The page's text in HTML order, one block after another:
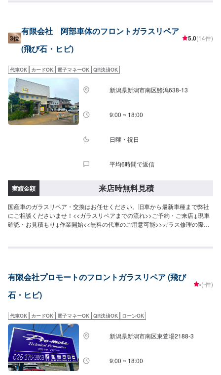
見積り【4】お見積りにご納得いただければ作業開始【5】仕上がり次第納車
3位
有限会社 阿部車体のフロントガラスリペア
(飛び石・ヒビ)
5.0(14件)
代車OK カードOK 電子マネーOK QR決済OK
新潟県新潟市南区鯵潟638-13
9:00 ~ 18:00
日曜・祝日
平均6時間で返信
実績金額 来店時無料見積
国産車のガラスリペア・交換はお任せください。旧車から最新車種まで弊社
にご相談くださいませ！<<ガラスリペアまでの流れ>>ご予約・ご来店↓現車
確認・お見積もり↓作業開始<<無料の代車のご用意可能>>ガラス修理の際に
有限会社プロモートのフロントガラスリペア (飛び
石・ヒビ)
-(-件)
代車OK カードOK 電子マネーOK QR決済OK ローンOK
新潟県新潟市南区東萱場2188-3
9:00 ~ 18:00